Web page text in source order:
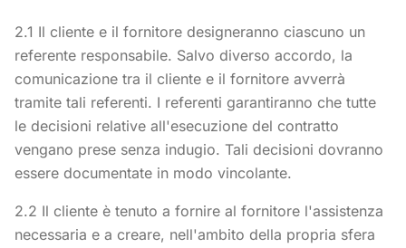
2.1 Il cliente e il fornitore designeranno ciascuno un
referente responsabile. Salvo diverso accordo, la
comunicazione tra il cliente e il fornitore avverrà
tramite tali referenti. I referenti garantiranno che tutte
le decisioni relative all'esecuzione del contratto
vengano prese senza indugio. Tali decisioni dovranno
essere documentate in modo vincolante.
2.2 Il cliente è tenuto a fornire al fornitore l'assistenza
necessaria e a creare, nell'ambito della propria sfera